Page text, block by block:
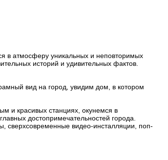
в атмосферу уникальных и неповторимых
историй и удивительных фактов.
вид на город, увидим дом, в котором
и красивых станциях, окунемся в
достопримечательностей города.
сверхсовременные видео-инсталляции, поп-